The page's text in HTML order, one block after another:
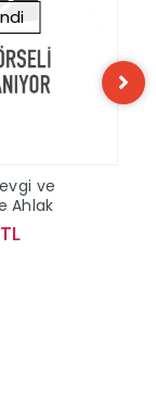
ve
Ahlak